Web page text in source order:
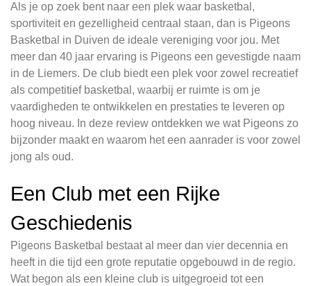
Als je op zoek bent naar een plek waar basketbal,
sportiviteit en gezelligheid centraal staan, dan is Pigeons
Basketbal in Duiven de ideale vereniging voor jou. Met
meer dan 40 jaar ervaring is Pigeons een gevestigde naam
in de Liemers. De club biedt een plek voor zowel recreatief
als competitief basketbal, waarbij er ruimte is om je
vaardigheden te ontwikkelen en prestaties te leveren op
hoog niveau. In deze review ontdekken we wat Pigeons zo
bijzonder maakt en waarom het een aanrader is voor zowel
jong als oud.
Een Club met een Rijke
Geschiedenis
Pigeons Basketbal bestaat al meer dan vier decennia en
heeft in die tijd een grote reputatie opgebouwd in de regio.
Wat begon als een kleine club is uitgegroeid tot een